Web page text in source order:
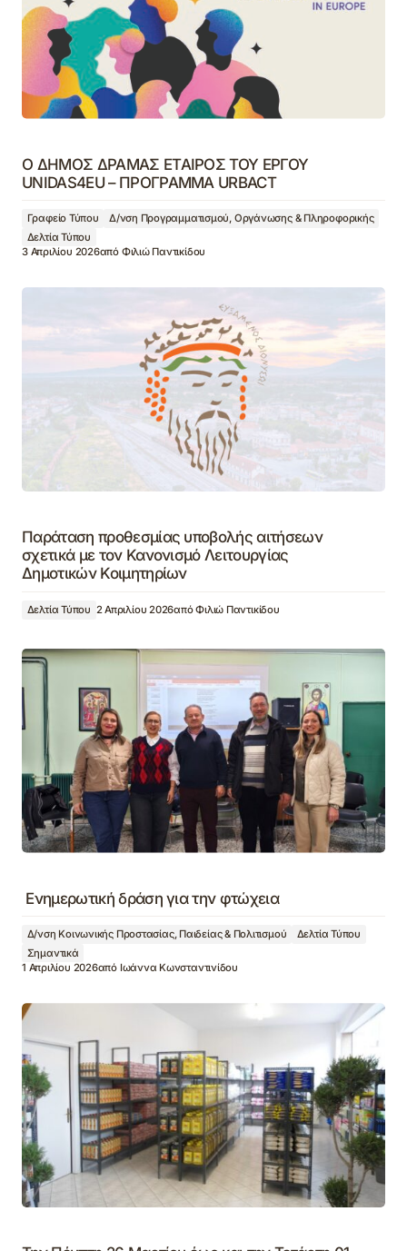
Ο ΔΗΜΟΣ ΔΡΑΜΑΣ ΕΤΑΙΡΟΣ ΤΟΥ ΕΡΓΟΥ
UNIDAS4EU – ΠΡΟΓΡΑΜΜΑ URBACT
Γραφείο Τύπου
Δ/νση Προγραμματισμού, Οργάνωσης & Πληροφορικής
Δελτία Τύπου
3 Απριλίου 2026από Φιλιώ Παντικίδου
Παράταση προθεσμίας υποβολής αιτήσεων
σχετικά με τον Κανονισμό Λειτουργίας
Δημοτικών Κοιμητηρίων
Δελτία Τύπου 2 Απριλίου 2026απόΦιλιώ Παντικίδου
Ενημερωτική δράση για την φτώχεια
Δ/νση Κοινωνικής Προστασίας, Παιδείας & Πολιτισμού
Δελτία Τύπου
Σημαντικά
1 Απριλίου 2026από Ιωάννα Κωνσταντινίδου